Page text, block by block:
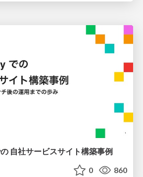
自社サービスサイト構築事例
0 860